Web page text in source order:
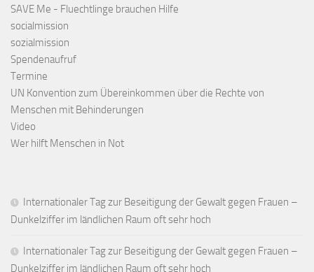
SAVE Me - Fluechtlinge brauchen Hilfe
socialmission
sozialmission
Spendenaufruf
Termine
UN Konvention zum Übereinkommen über die Rechte von
Menschen mit Behinderungen
Video
Wer hilft Menschen in Not
Internationaler Tag zur Beseitigung der Gewalt gegen Frauen –
Dunkelziffer im ländlichen Raum oft sehr hoch
Internationaler Tag zur Beseitigung der Gewalt gegen Frauen –
Dunkelziffer im ländlichen Raum oft sehr hoch